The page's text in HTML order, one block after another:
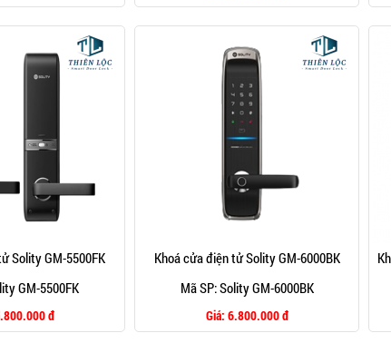
Solity GM-5500FK
GM-5500FK
đ
Khoá cửa điện tử Solity GM-6000BK
Mã SP: Solity GM-6000BK
Giá: 6.800.000 đ